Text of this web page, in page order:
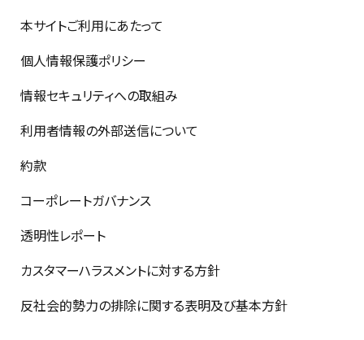
本サイトご利用にあたって
個人情報保護ポリシー
情報セキュリティへの取組み
利用者情報の外部送信について
約款
コーポレートガバナンス
透明性レポート
カスタマーハラスメントに対する方針
反社会的勢力の排除に関する表明及び基本方針